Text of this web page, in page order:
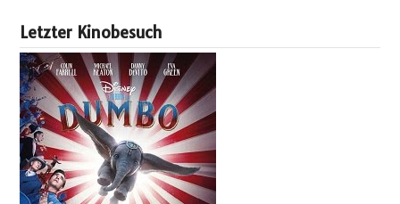
Letzter Kinobesuch